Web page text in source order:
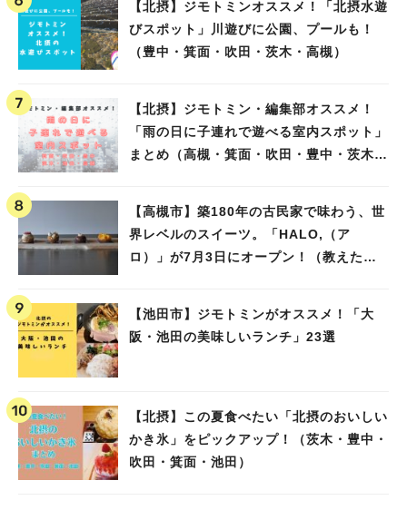
【北摂】ジモトミンオススメ！「北摂水遊
びスポット」川遊びに公園、プールも！
（豊中・箕面・吹田・茨木・高槻）
【北摂】ジモトミン・編集部オススメ！
「雨の日に子連れで遊べる室内スポット」
まとめ（高槻・箕面・吹田・豊中・茨木・
【高槻市】築180年の古民家で味わう、世
界レベルのスイーツ。「HALO,（ア
ロ）」が7月3日にオープン！（教えたい/
【池田市】ジモトミンがオススメ！「大
阪・池田の美味しいランチ」23選
【北摂】この夏食べたい「北摂のおいしい
かき氷」をピックアップ！（茨木・豊中・
吹田・箕面・池田）